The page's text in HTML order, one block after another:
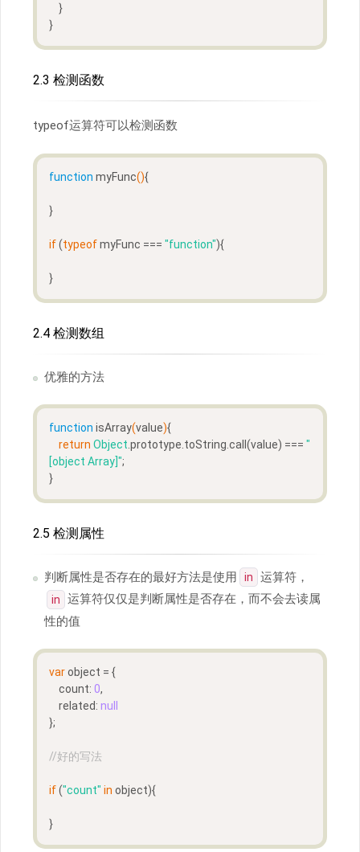
    }
}
2.3 检测函数
typeof运算符可以检测函数
function myFunc(){
}
if (typeof myFunc === "function"){
}
2.4 检测数组
优雅的方法
function isArray(value){
return Object.prototype.toString.call(value) === "
[object Array]";
}
2.5 检测属性
判断属性是否存在的最好方法是使用 in 运算符，
in
运算符仅仅是判断属性是否存在，而不会去读属
性的值
var object = {
    count:
0,
    related:
null
};
//好的写法
if ("count" in object){
}